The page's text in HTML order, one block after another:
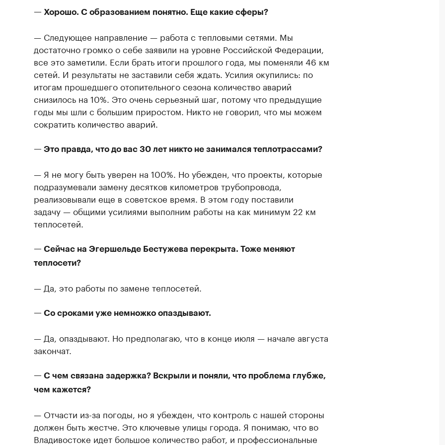
— Хорошо. С образованием понятно. Еще какие сферы?
— Следующее направление — работа с тепловыми сетями. Мы
достаточно громко о себе заявили на уровне Российской Федерации,
все это заметили. Если брать итоги прошлого года, мы поменяли 46 км
сетей. И результаты не заставили себя ждать. Усилия окупились: по
итогам прошедшего отопительного сезона количество аварий
снизилось на 10%. Это очень серьезный шаг, потому что предыдущие
годы мы шли с большим приростом. Никто не говорил, что мы можем
сократить количество аварий.
— Это правда, что до вас 30 лет никто не занимался теплотрассами?
— Я не могу быть уверен на 100%. Но убежден, что проекты, которые
подразумевали замену десятков километров трубопровода,
реализовывали еще в советское время. В этом году поставили
задачу — общими усилиями выполним работы на как минимум 22 км
теплосетей.
— Сейчас на Эгершельде Бестужева перекрыта. Тоже меняют
теплосети?
— Да, это работы по замене теплосетей.
— Со сроками уже немножко опаздывают.
— Да, опаздывают. Но предполагаю, что в конце июля — начале августа
закончат.
— С чем связана задержка? Вскрыли и поняли, что проблема глубже,
чем кажется?
— Отчасти из-за погоды, но я убежден, что контроль с нашей стороны
должен быть жестче. Это ключевые улицы города. Я понимаю, что во
Владивостоке идет большое количество работ, и профессиональные